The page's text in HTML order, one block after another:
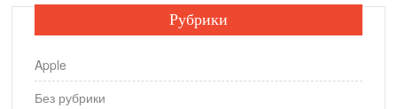
Рубрики
Apple
Без рубрики